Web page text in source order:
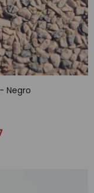
- Negro